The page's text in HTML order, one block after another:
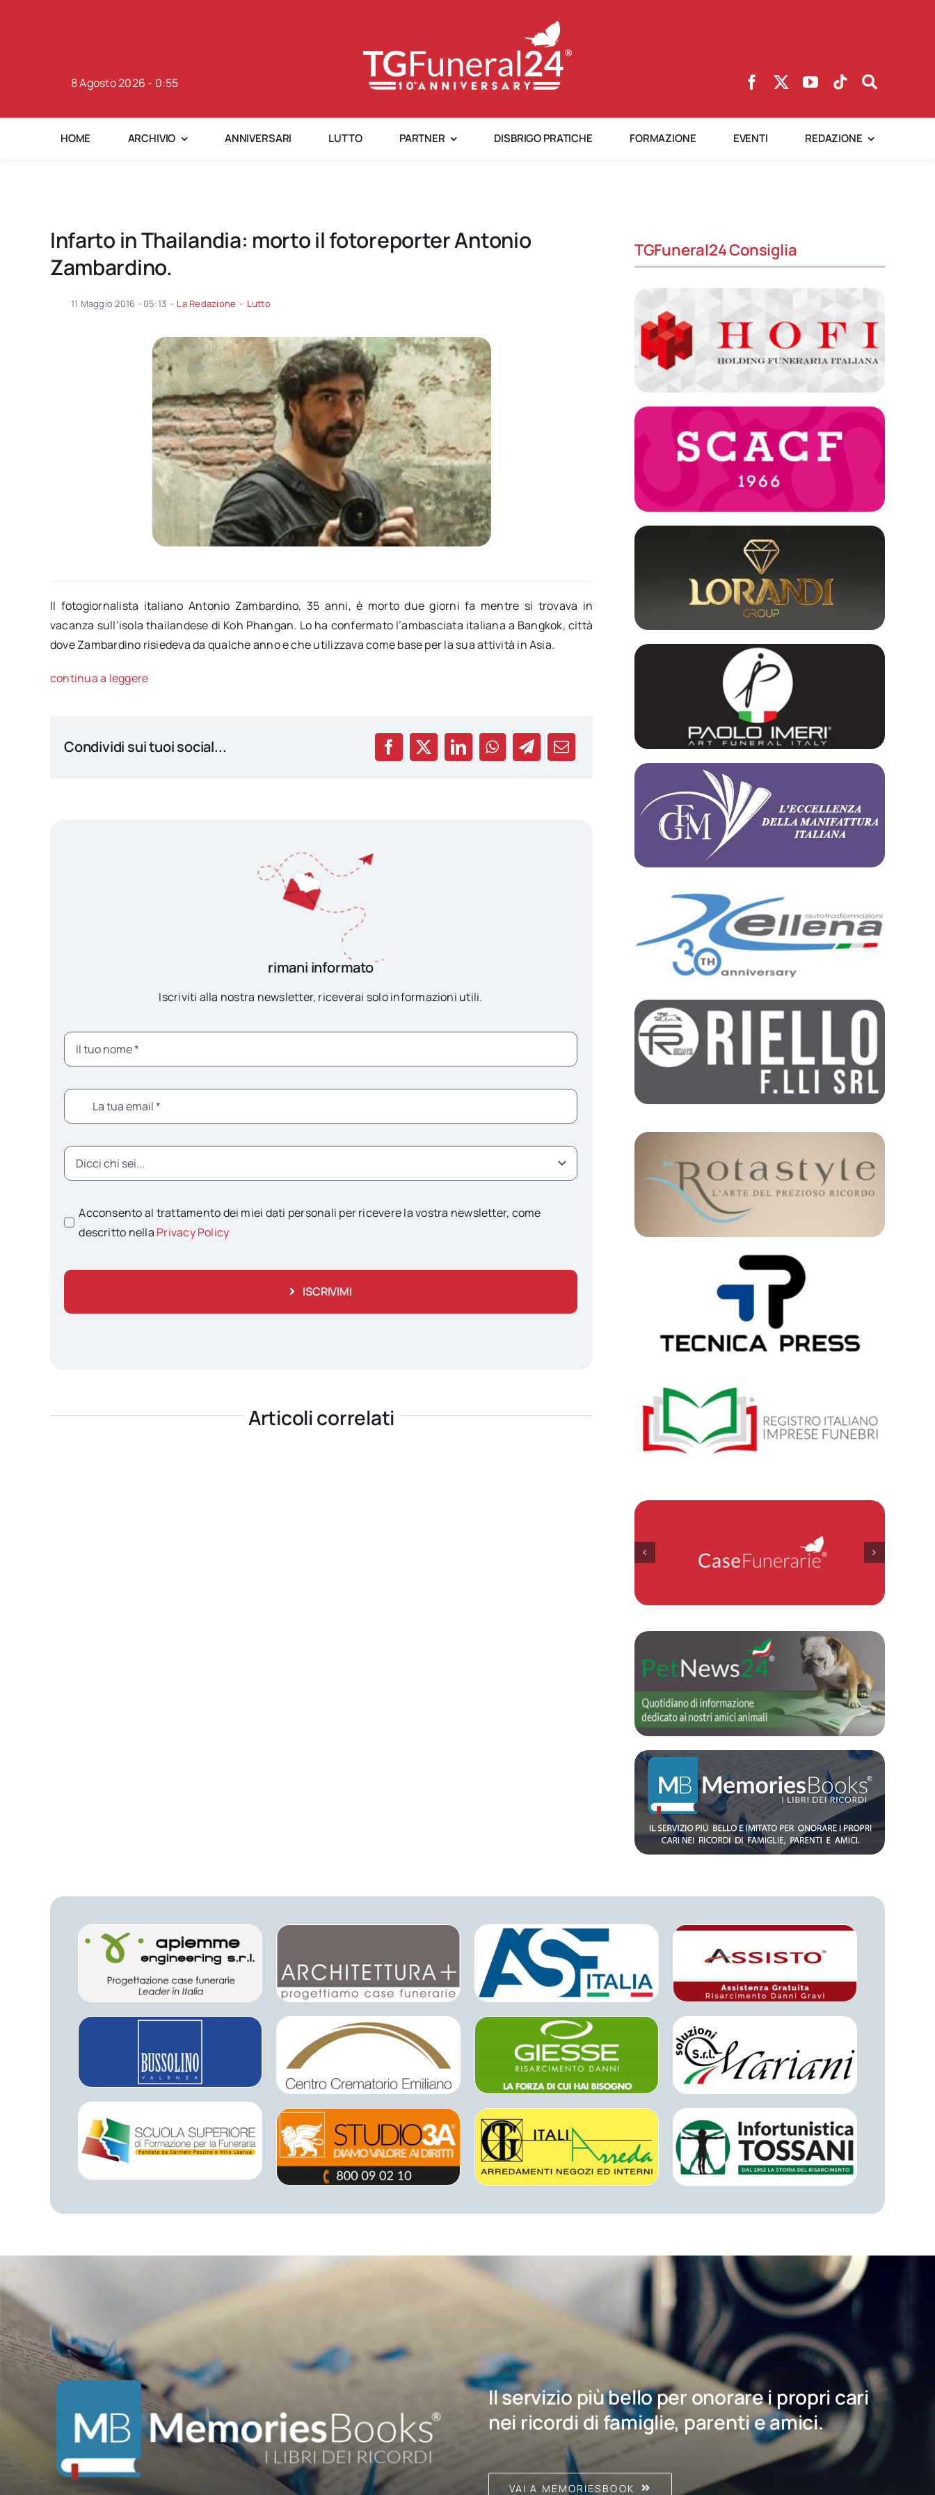
8 Agosto 2026 - 0:55
HOME ARCHIVIO ANNIVERSARI LUTTO PARTNER DISBRIGO PRATICHE FORMAZIONE EVENTI REDAZIONE
Infarto in Thailandia: morto il fotoreporter Antonio
Zambardino.
11 Maggio 2016 - 05:13 - La Redazione - Lutto
Il fotogiornalista italiano Antonio Zambardino, 35 anni, è morto due giorni fa mentre si trovava in
vacanza sull’isola thailandese di Koh Phangan. Lo ha confermato l’ambasciata italiana a Bangkok, città
dove Zambardino risiedeva da qualche anno e che utilizzava come base per la sua attività in Asia.
continua a leggere
Condividi sui tuoi social...
rimani informato
Iscriviti alla nostra newsletter, riceverai solo informazioni utili.
Acconsento al trattamento dei miei dati personali per ricevere la vostra newsletter, come
descritto nella Privacy Policy
ISCRIVIMI
Articoli correlati
TGFuneral24 Consiglia
Il servizio più bello per onorare i propri cari
nei ricordi di famiglie, parenti e amici.
VAI A MEMORIESBOOK